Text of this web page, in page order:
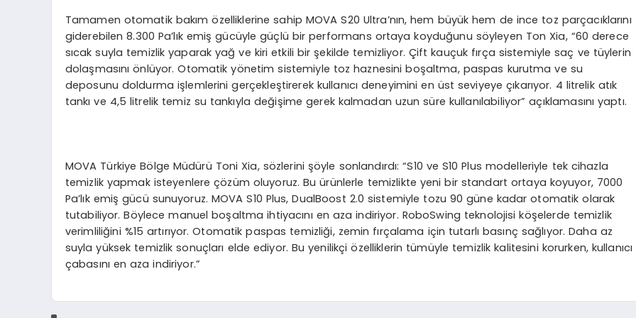
Tamamen otomatik bakım özelliklerine sahip MOVA S20 Ultra’nın, hem büyük hem de ince toz parçacıklarını
giderebilen 8.300 Pa’lık emiş gücüyle güçlü bir performans ortaya koyduğunu söyleyen Ton Xia, “60 derece
sıcak suyla temizlik yaparak yağ ve kiri etkili bir şekilde temizliyor. Çift kauçuk fırça sistemiyle saç ve tüylerin
dolaşmasını önlüyor. Otomatik yönetim sistemiyle toz haznesini boşaltma, paspas kurutma ve su
deposunu doldurma işlemlerini gerçekleştirerek kullanıcı deneyimini en üst seviyeye çıkarıyor. 4 litrelik atık
tankı ve 4,5 litrelik temiz su tankıyla değişime gerek kalmadan uzun süre kullanılabiliyor” açıklamasını yaptı.
MOVA Türkiye Bölge Müdürü Toni Xia, sözlerini şöyle sonlandırdı: “S10 ve S10 Plus modelleriyle tek cihazla
temizlik yapmak isteyenlere çözüm oluyoruz. Bu ürünlerle temizlikte yeni bir standart ortaya koyuyor, 7000
Pa’lık emiş gücü sunuyoruz. MOVA S10 Plus, DualBoost 2.0 sistemiyle tozu 90 güne kadar otomatik olarak
tutabiliyor. Böylece manuel boşaltma ihtiyacını en aza indiriyor. RoboSwing teknolojisi köşelerde temizlik
verimliliğini %15 artırıyor. Otomatik paspas temizliği, zemin fırçalama için tutarlı basınç sağlıyor. Daha az
suyla yüksek temizlik sonuçları elde ediyor. Bu yenilikçi özelliklerin tümüyle temizlik kalitesini korurken, kullanıcı
çabasını en aza indiriyor.”